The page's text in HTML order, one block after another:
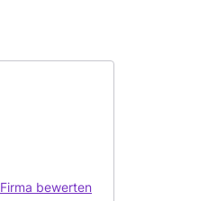
Firma bewerten